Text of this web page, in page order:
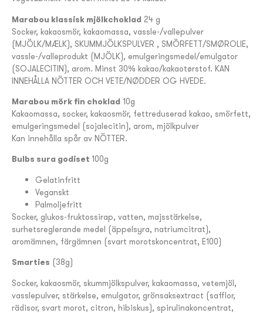
Marabou klassisk mjölkchoklad 24 g
Socker, kakaosmör, kakaomassa, vassle-/vallepulver
(MJÖLK/MÆLK), SKUMMJÖLKSPULVER , SMÖRFETT/SMØROLIE,
vassle-/valleprodukt (MJÖLK), emulgeringsmedel/emulgator
(SOJALECITIN), arom. Minst 30% kakao/kakaotørstof. KAN
INNEHÅLLA NÖTTER OCH VETE/NØDDER OG HVEDE.
Marabou mörk fin choklad 10g
Kakaomassa, socker, kakaosmör, fettreduserad kakao, smörfett,
emulgeringsmedel (sojalecitin), arom, mjölkpulver
Kan innehålla spår av NÖTTER.
Bulbs sura godiset 100g
Gelatinfritt
Veganskt
Palmoljefritt
Socker, glukos-fruktossirap, vatten, majsstärkelse,
surhetsreglerande medel (äppelsyra, natriumcitrat),
aromämnen, färgämnen (svart morotskoncentrat, E100)
Smarties (38g)
Socker, kakaosmör, skummjölkspulver, kakaomassa, vetemjöl,
vasslepulver, stärkelse, emulgator, grönsaksextract (safflor,
rädisor, svart morot, citron, hibiskus), spirulinakoncentrat,